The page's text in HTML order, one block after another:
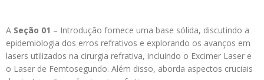
A Seção 01 – Introdução fornece uma base sólida, discutindo a
epidemiologia dos erros refrativos e explorando os avanços em
lasers utilizados na cirurgia refrativa, incluindo o Excimer Laser e
o Laser de Femtosegundo. Além disso, aborda aspectos cruciais